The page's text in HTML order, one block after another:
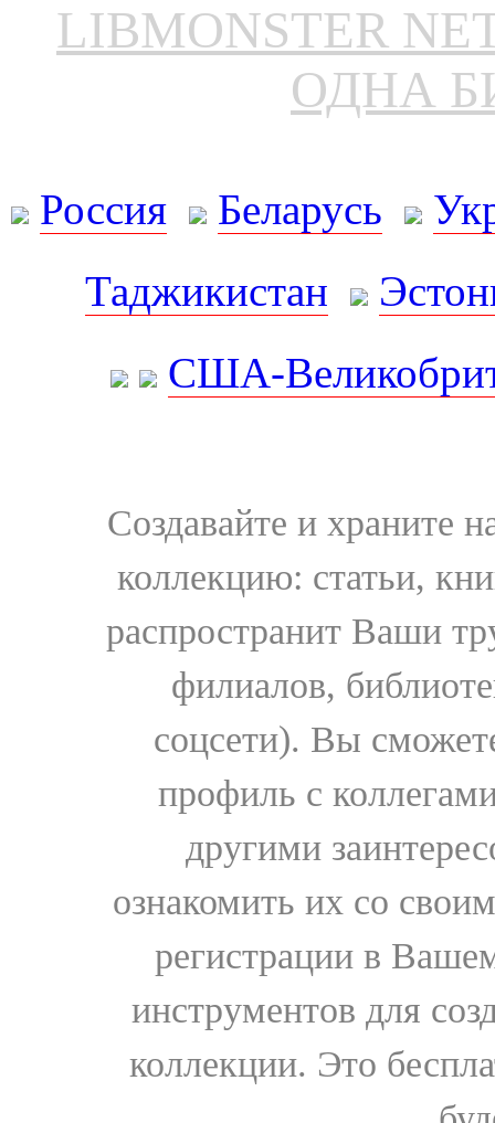
LIBMONSTER
ОДНА
Россия Беларусь
Таджикистан
США-
Создавайте и храните
коллекцию: статьи,
распространит Ваши
филиалов,
соцсети). Вы
профиль с
другими
ознакомить их со
регистрации в
инструментов для
коллекции. Это